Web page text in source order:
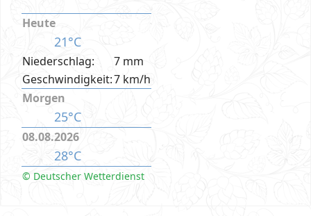
Heute
21°C
Niederschlag:
7 mm
Geschwindigkeit:7 km/h
Morgen
25°C
08.08.2026
28°C
© Deutscher Wetterdienst